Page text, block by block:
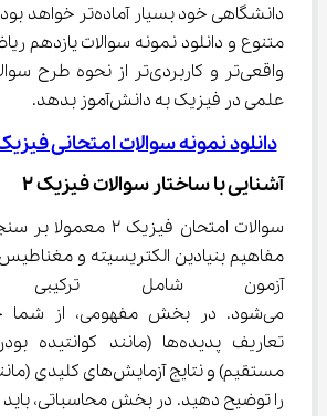
دانشگاهی خود بسیار
واقعی‌تر و کاربردی‌تر از
علمی در فیزیک به دانش‌آموز بدهد.
دانلود نمونه سوالات امتحانی
آشنایی با ساختار سوالات فیزیک ۲
سوالات امتحان فیزیک
مفاهیم بنیادین الکتریسیته و
آزمون شامل
تعاریف پدیده‌ها (مانند
مستقیم) و نتایج
را توضیح دهید. در بخش محاسباتی، باید